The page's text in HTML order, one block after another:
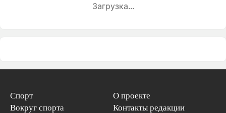
Загрузка...
Спорт
Вокруг спорта
О проекте
Контакты редакции